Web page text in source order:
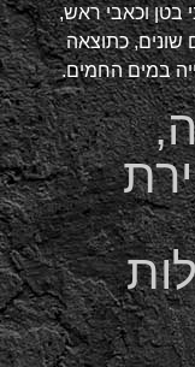
בטן וכאבי ראש,
שונים, כתוצאה
במים החמים.